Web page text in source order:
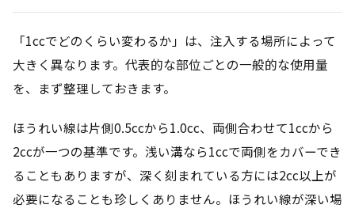
「1ccでどのくらい変わるか」は、注入する場所によって
大きく異なります。代表的な部位ごとの一般的な使用量
を、まず整理しておきます。
ほうれい線は片側0.5ccから1.0cc、両側合わせて1ccから
2ccが一つの基準です。浅い溝なら1ccで両側をカバーでき
ることもありますが、深く刻まれている方には2cc以上が
必要になることも珍しくありません。ほうれい線が深い場